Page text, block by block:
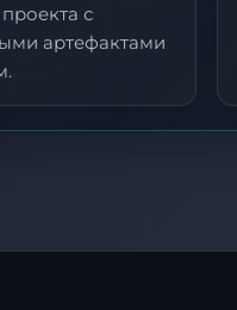
с
артефактами